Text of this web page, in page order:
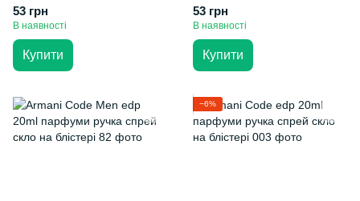
спрей скло на блістері
53 грн
В наявності
Купити
спрей скло на блістері
53 грн
В наявності
Купити
−6%